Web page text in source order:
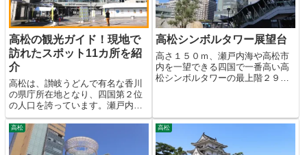
高松の観光ガイド！現地で
訪れたスポット11カ所を紹
介
高松は、讃岐うどんで有名な香川
の県庁所在地となり、四国第２位
の人口を誇っています。瀬戸内海
に面した穏やかな地形で、高松城
跡や栗林公園、展望台、グルメな
ど様々な観光スポットがありま
す。
高松シンボルタワー展望台
高さ１５０ｍ、瀬戸内海や高松市
内を一望できる四国で一番高い高
松シンボルタワーの最上階２９階
高松 高松